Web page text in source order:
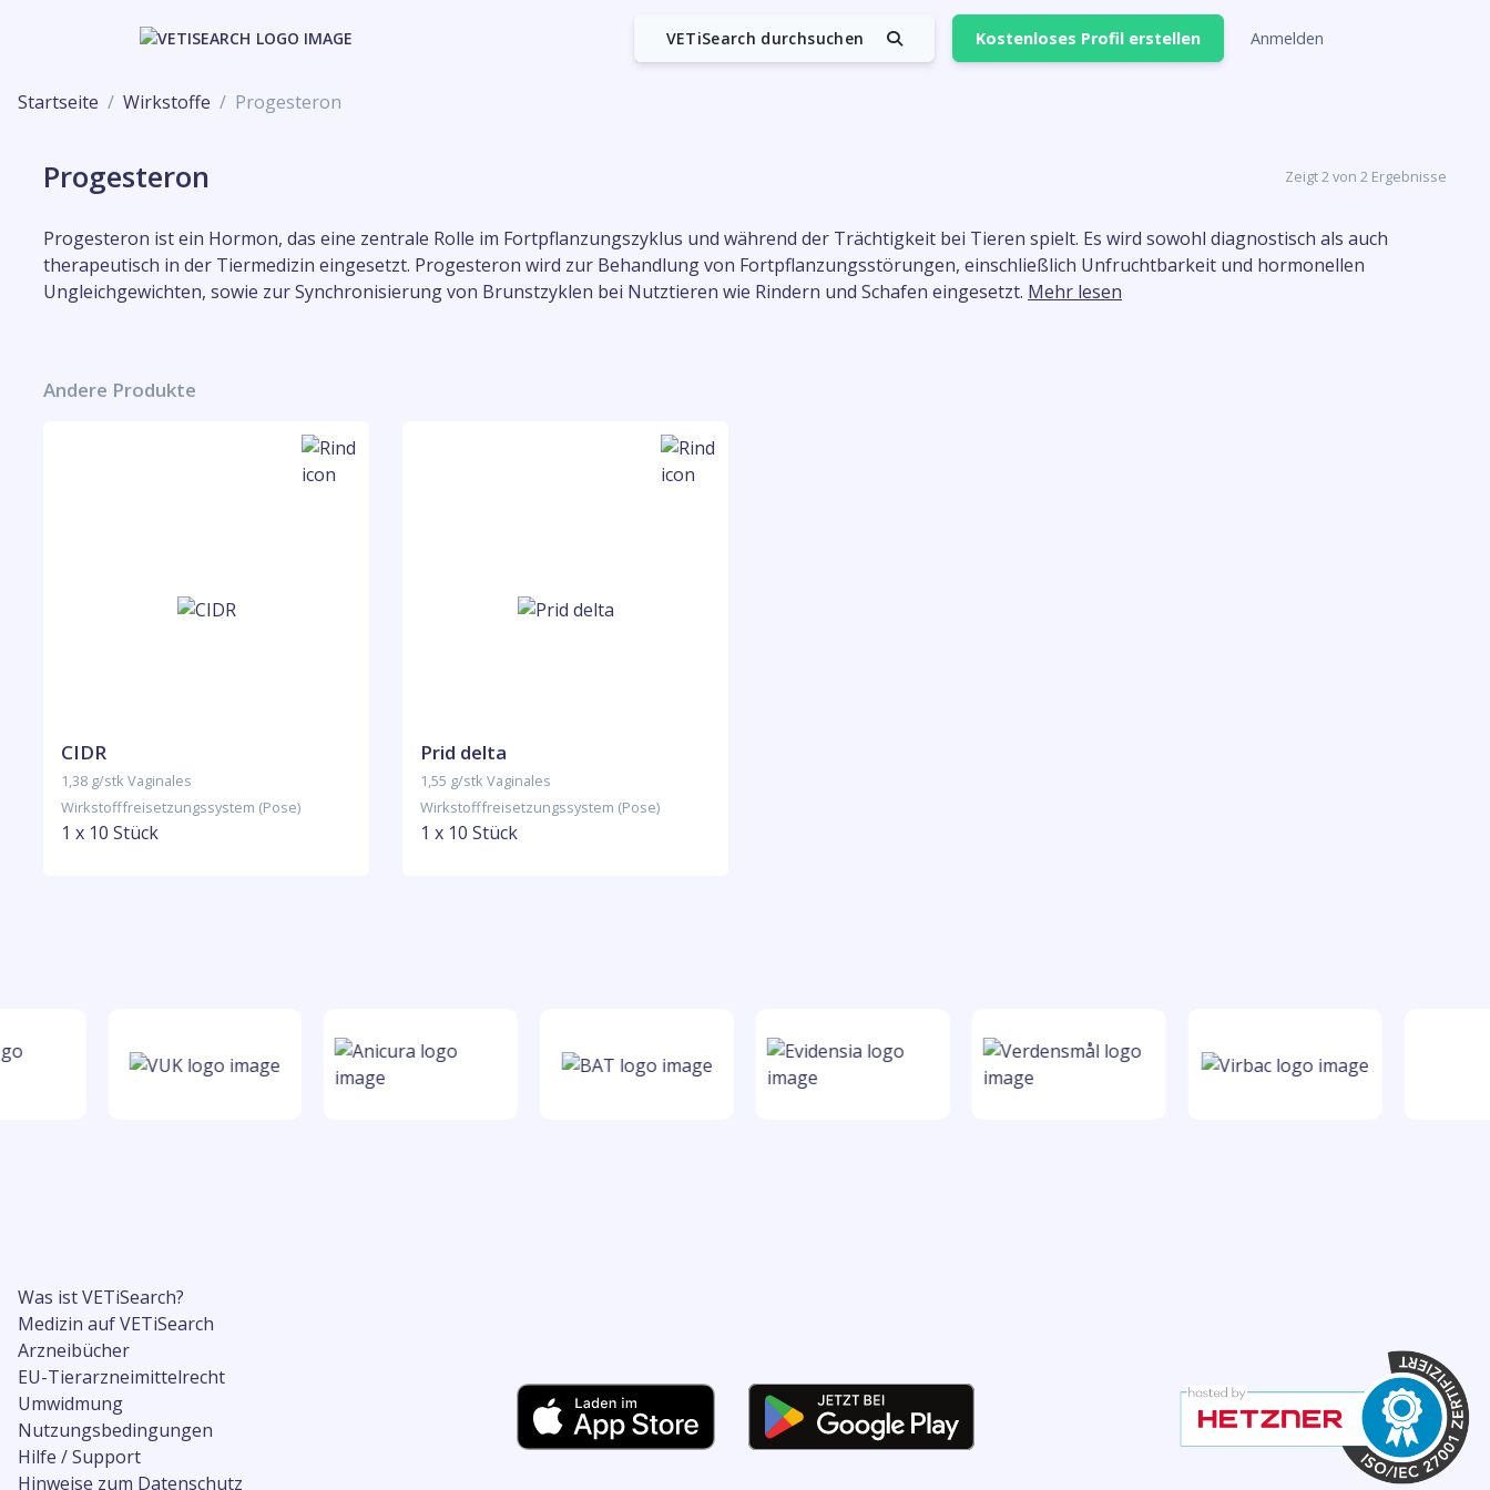
VETiSearch durchsuchen Kostenloses Profil erstellen Anmelden
Startseite Wirkstoffe Progesteron
Progesteron Zeigt 2 von 2 Ergebnisse
Progesteron ist ein Hormon, das eine zentrale Rolle im Fortpflanzungszyklus und während der Trächtigkeit bei Tieren spielt. Es wird sowohl diagnostisch als auch
therapeutisch in der Tiermedizin eingesetzt. Progesteron wird zur Behandlung von Fortpflanzungsstörungen, einschließlich Unfruchtbarkeit und hormonellen
Ungleichgewichten, sowie zur Synchronisierung von Brunstzyklen bei Nutztieren wie Rindern und Schafen eingesetzt. Mehr lesen
Andere Produkte
CIDR
1,38 g/stk Vaginales
Wirkstofffreisetzungssystem (Pose)
1 x 10 Stück
Prid delta
1,55 g/stk Vaginales
Wirkstofffreisetzungssystem (Pose)
1 x 10 Stück
Was ist VETiSearch?
Medizin auf VETiSearch
Arzneibücher
EU-Tierarzneimittelrecht
Umwidmung
Nutzungsbedingungen
Hilfe / Support
Hinweise zum Datenschutz